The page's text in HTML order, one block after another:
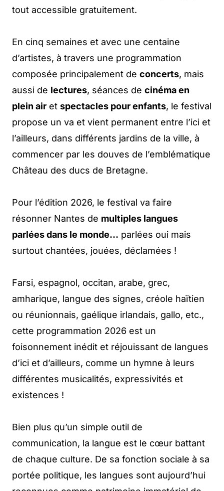
tout accessible gratuitement.
En cinq semaines et avec une centaine
d’artistes, à travers une programmation
composée principalement de concerts, mais
aussi de lectures, séances de cinéma en
plein air et spectacles pour enfants, le festival
propose un va et vient permanent entre l’ici et
l’ailleurs, dans différents jardins de la ville, à
commencer par les douves de l’emblématique
Château des ducs de Bretagne.
Pour l’édition 2026, le festival va faire
résonner Nantes de multiples langues
parlées dans le monde… parlées oui mais
surtout chantées, jouées, déclamées !
Farsi, espagnol, occitan, arabe, grec,
amharique, langue des signes, créole haïtien
ou réunionnais, gaélique irlandais, gallo, etc.,
cette programmation 2026 est un
foisonnement inédit et réjouissant de langues
d’ici et d’ailleurs, comme un hymne à leurs
différentes musicalités, expressivités et
existences !
Bien plus qu’un simple outil de
communication, la langue est le cœur battant
de chaque culture. De sa fonction sociale à sa
portée politique, les langues sont aujourd’hui